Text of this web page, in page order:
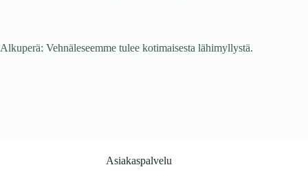
Alkuperä: Vehnäleseemme tulee kotimaisesta lähimyllystä.
Asiakaspalvelu